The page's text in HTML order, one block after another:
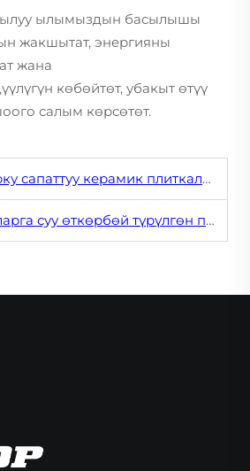
ылымыздын басылышы
жакшытат, энергияны
жана
көбөйтөт, убакыт өтүү
салым көрсөтөт.
керамик плиткалардын ичиндеги цемент үйдү жаңылоо үчүн эмнеге маанилүү?
өткөрбөй түрүлгөн покрыштарды колдонуунун пайдасы эмне?